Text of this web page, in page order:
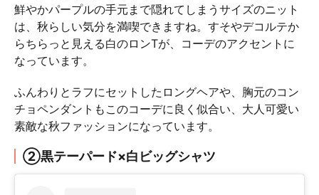
鮮やかパープルの手元まで隠れてしまうサイズのニット
は、秋らしい気分を満喫できますね。すそやデコルテか
らちらっと見える白のロンTが、コーデのアクセントに
なっています。
ふんわりとラフにセットしたロングヘアや、胸元のコン
チョペンダントもこのコーデに良く似合い、大人可愛い
素敵な秋ファッションになっています。
②黒テーパード×白ビッグシャツ